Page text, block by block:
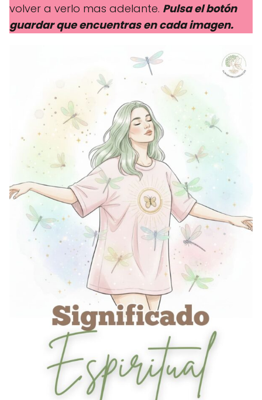
volver a verlo mas adelante. Pulsa el botón
guardar que encuentras en cada imagen.